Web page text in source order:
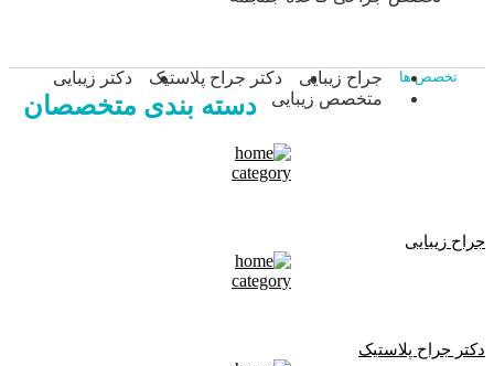
تخصص ها جراح زیبایی دکتر جراح پلاستیک
دکتر زیبایی
متخصص زیبایی
دسته بندی متخصصان
جراح زیبایی
دکتر جراح پلاستیک